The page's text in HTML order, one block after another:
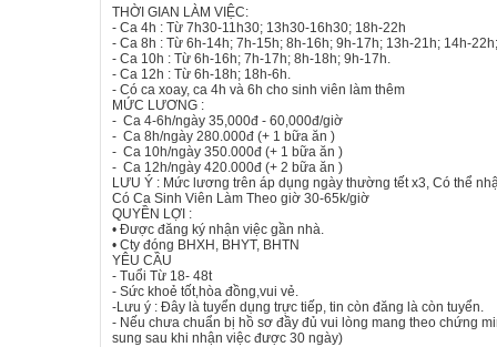
THỜI GIAN LÀM VIỆC:
- Ca 4h : Từ 7h30-11h30; 13h30-16h30; 18h-22h
- Ca 8h : Từ 6h-14h; 7h-15h; 8h-16h; 9h-17h; 13h-21h; 14h-
- Ca 10h : Từ 6h-16h; 7h-17h; 8h-18h; 9h-17h.
- Ca 12h : Từ 6h-18h; 18h-6h.
- Có ca xoay, ca 4h và 6h cho sinh viên làm thêm
MỨC LƯƠNG :
- Ca 4-6h/ngày 35,000đ - 60,000đ/giờ
- Ca 8h/ngày 280.000đ (+ 1 bữa ăn )
- Ca 10h/ngày 350.000đ (+ 1 bữa ăn )
- Ca 12h/ngày 420.000đ (+ 2 bữa ăn )
LƯU Ý : Mức lương trên áp dụng ngày thường tết x3, Có thể
Có Ca Sinh Viên Làm Theo giờ 30-65k/giờ
QUYỀN LỢI :
• Được đăng ký nhận việc gần nhà.
• Cty đóng BHXH, BHYT, BHTN
YÊU CẦU
- Tuổi Từ 18- 48t
- Sức khoẻ tốt,hòa đồng,vui vẻ.
-Lưu ý : Đây là tuyển dụng trực tiếp, tin còn đăng là còn tuyển.
- Nếu chưa chuẩn bị hồ sơ đầy đủ vui lòng mang theo chứng
sung sau khi nhận việc được 30 ngày)